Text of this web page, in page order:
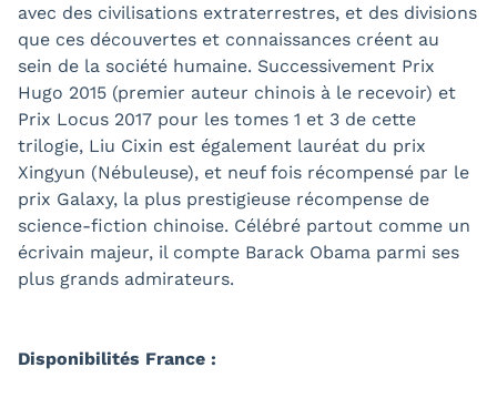
avec des civilisations extraterrestres, et des divisions
que ces découvertes et connaissances créent au
sein de la société humaine. Successivement Prix
Hugo 2015 (premier auteur chinois à le recevoir) et
Prix Locus 2017 pour les tomes 1 et 3 de cette
trilogie, Liu Cixin est également lauréat du prix
Xingyun (Nébuleuse), et neuf fois récompensé par le
prix Galaxy, la plus prestigieuse récompense de
science-fiction chinoise. Célébré partout comme un
écrivain majeur, il compte Barack Obama parmi ses
plus grands admirateurs.
Disponibilités France :